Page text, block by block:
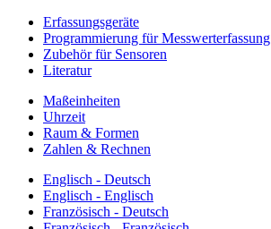
Erfassungsgeräte
Programmierung für Messwerterfassung
Zubehör für Sensoren
Literatur
Maßeinheiten
Uhrzeit
Raum & Formen
Zahlen & Rechnen
Englisch - Deutsch
Englisch - Englisch
Französisch - Deutsch